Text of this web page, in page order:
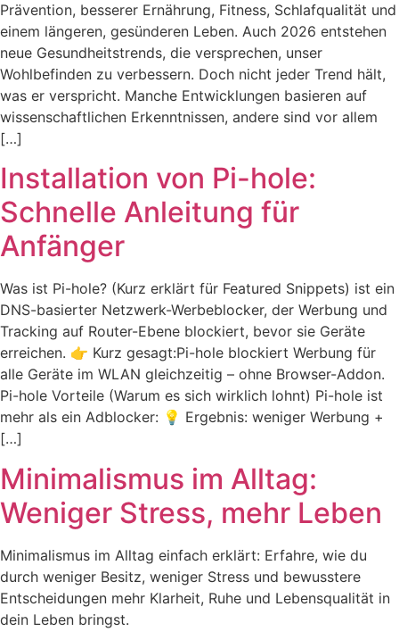
Prävention, besserer Ernährung, Fitness, Schlafqualität und
einem längeren, gesünderen Leben. Auch 2026 entstehen
neue Gesundheitstrends, die versprechen, unser
Wohlbefinden zu verbessern. Doch nicht jeder Trend hält,
was er verspricht. Manche Entwicklungen basieren auf
wissenschaftlichen Erkenntnissen, andere sind vor allem
[…]
Installation von Pi-hole:
Schnelle Anleitung für
Anfänger
Was ist Pi-hole? (Kurz erklärt für Featured Snippets) ist ein
DNS-basierter Netzwerk-Werbeblocker, der Werbung und
Tracking auf Router-Ebene blockiert, bevor sie Geräte
erreichen. 👉 Kurz gesagt:Pi-hole blockiert Werbung für
alle Geräte im WLAN gleichzeitig – ohne Browser-Addon.
Pi-hole Vorteile (Warum es sich wirklich lohnt) Pi-hole ist
mehr als ein Adblocker: 💡 Ergebnis: weniger Werbung +
[…]
Minimalismus im Alltag:
Weniger Stress, mehr Leben
Minimalismus im Alltag einfach erklärt: Erfahre, wie du
durch weniger Besitz, weniger Stress und bewusstere
Entscheidungen mehr Klarheit, Ruhe und Lebensqualität in
dein Leben bringst.